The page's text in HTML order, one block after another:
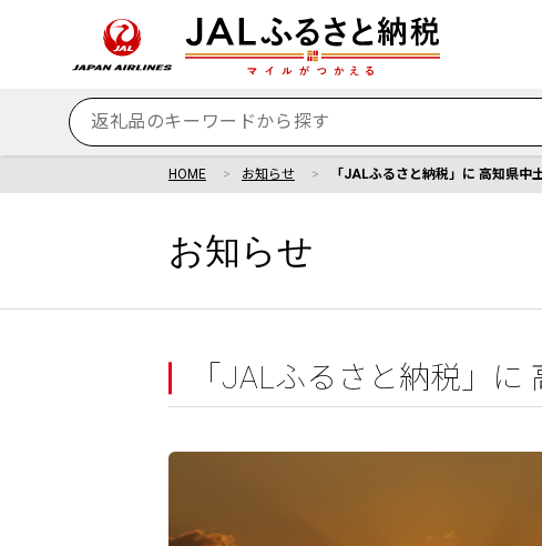
HOME お知らせ 「JALふるさと納税」に 高知県中
お知らせ
「JALふるさと納税」